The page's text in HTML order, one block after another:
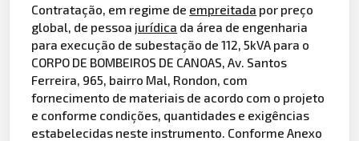
Contratação, em regime de empreitada por preço
global, de pessoa jurídica da área de engenharia
para execução de subestação de 112, 5kVA para o
CORPO DE BOMBEIROS DE CANOAS, Av. Santos
Ferreira, 965, bairro Mal, Rondon, com
fornecimento de materiais de acordo com o projeto
e conforme condições, quantidades e exigências
estabelecidas neste instrumento. Conforme Anexo